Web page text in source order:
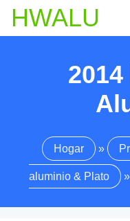
HWALU
Hogar »
aluminio & Plato »